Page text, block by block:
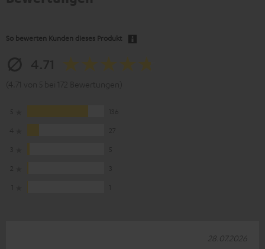
So bewerten Kunden dieses Produkt
28.07.2026